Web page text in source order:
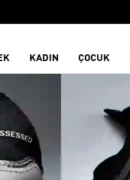
KADIN ÇOCUK